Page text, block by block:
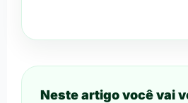
Neste artigo você vai